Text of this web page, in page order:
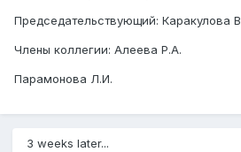
Председательствующий: Каракулова
Члены коллегии: Алеева Р.А.
Парамонова Л.И.
3 weeks later...